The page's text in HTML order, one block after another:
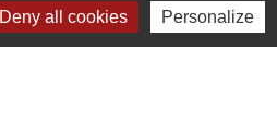
Deny all cookies Personalize